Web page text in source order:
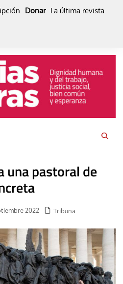
Donar La última revista
una pastoral de
2022 Tribuna